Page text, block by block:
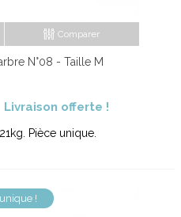
Comparer
N°08 - Taille M
Livraison offerte !
Pièce unique.
!